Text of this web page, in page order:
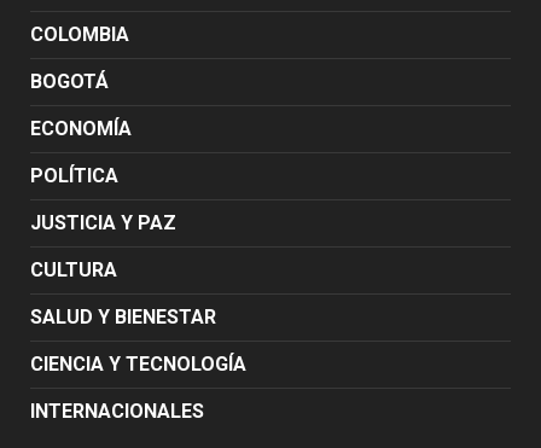
COLOMBIA
BOGOTÁ
ECONOMÍA
POLÍTICA
JUSTICIA Y PAZ
CULTURA
SALUD Y BIENESTAR
CIENCIA Y TECNOLOGÍA
INTERNACIONALES